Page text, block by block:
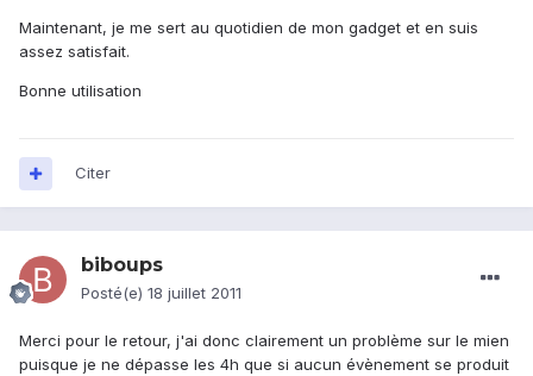
Maintenant, je me sert au quotidien de mon gadget et en suis
assez satisfait.
Bonne utilisation
Citer
biboups
Posté(e) 18 juillet 2011
Merci pour le retour, j'ai donc clairement un problème sur le mien
puisque je ne dépasse les 4h que si aucun évènement se produit